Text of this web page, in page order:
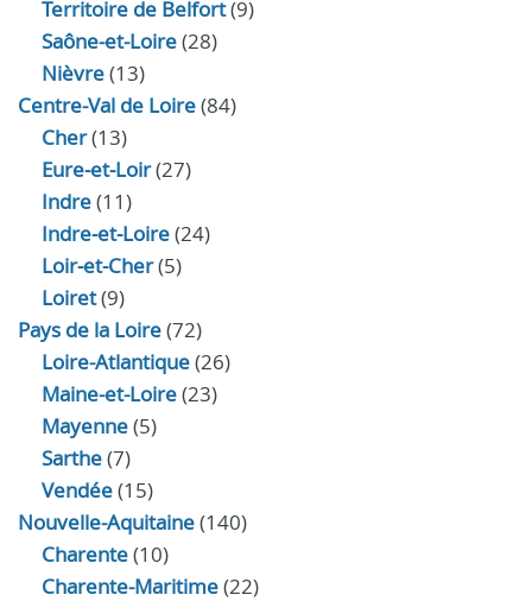
Territoire de Belfort(9)
Saône-et-Loire(28)
Nièvre(13)
Centre-Val de Loire(84)
Cher(13)
Eure‑et‑Loir(27)
Indre(11)
Indre‑et‑Loire(24)
Loir‑et‑Cher(5)
Loiret(9)
Pays de la Loire(72)
Loire-Atlantique(26)
Maine-et-Loire(23)
Mayenne(5)
Sarthe(7)
Vendée(15)
Nouvelle-Aquitaine(140)
Charente(10)
Charente-Maritime(22)